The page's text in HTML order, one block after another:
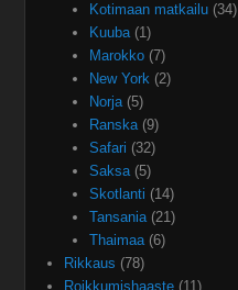
Kotimaan matkailu(34)
Kuuba(1)
Marokko(7)
New York(2)
Norja(5)
Ranska(9)
Safari (32)
Saksa(5)
Skotlanti (14)
Tansania(21)
Thaimaa(6)
Rikkaus (78)
Roikkumishaaste (11)